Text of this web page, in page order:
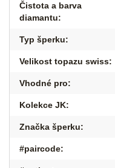
Čistota a barva
diamantu:
Typ šperku:
Velikost topazu swiss:
Vhodné pro:
Kolekce JK:
Značka šperku:
#paircode: